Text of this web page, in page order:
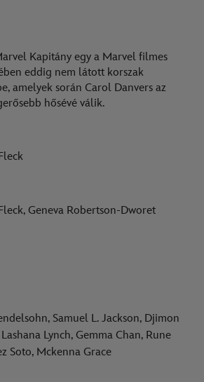
Kapitány egy a Marvel filmes
eddig nem látott korszak
amelyek során Carol Danvers az
hősévé válik.
Geneva Robertson-Dworet
Samuel L. Jackson, Djimon
Lynch, Gemma Chan, Rune
Soto, Mckenna Grace